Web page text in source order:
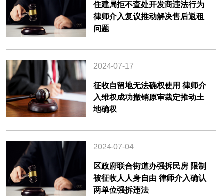
住建局拒不查处开发商违法行为
律师介入复议推动解决售后返租
问题
2024-07-17
征收自留地无法确权使用 律师介
入维权成功撤销原审裁定推动土
地确权
2024-07-04
区政府联合街道办强拆民房 限制
被征收人人身自由 律师介入确认
两单位强拆违法